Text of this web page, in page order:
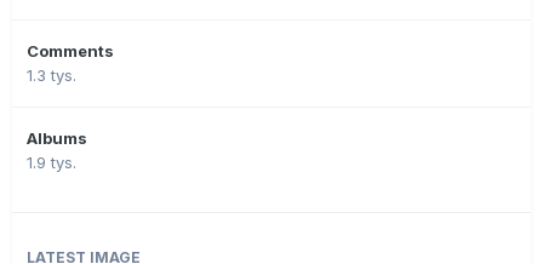
Comments
1.3 tys.
Albums
1.9 tys.
LATEST IMAGE